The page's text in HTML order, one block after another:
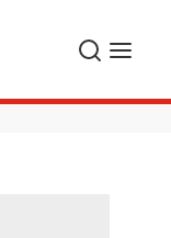
Suche